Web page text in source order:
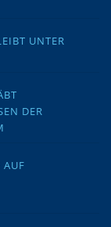
UNTER
DER
AUF